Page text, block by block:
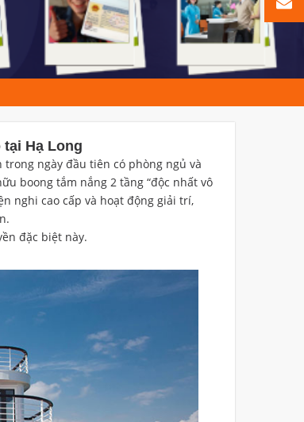
tại Hạ Long
trong ngày đầu tiên có phòng ngủ và
boong tắm nắng 2 tầng “độc nhất vô
nghi cao cấp và hoạt động giải trí,
đặc biệt này.